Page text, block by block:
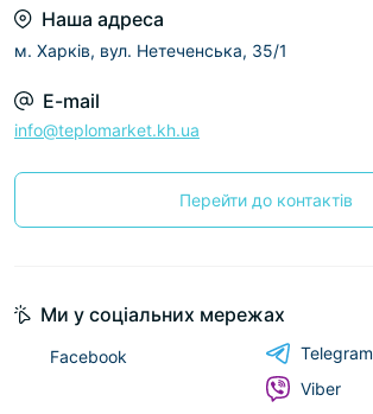
Наша адреса
м. Харків, вул. Нетеченська, 35/1
E-mail
info@teplomarket.kh.ua
Перейти до контактів
Ми у соціальних мережах
Facebook
Telegram
Viber